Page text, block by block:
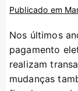
Publicado em
Nos últimos
pagamento
realizam
mudanças